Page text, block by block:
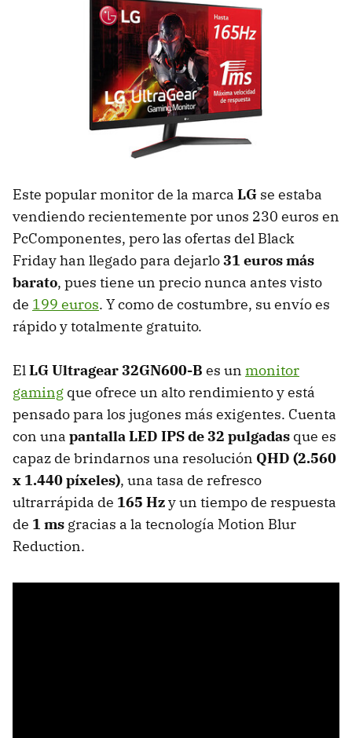
Este popular monitor de la marca LG se estaba
vendiendo recientemente por unos 230 euros en
PcComponentes, pero las ofertas del Black
Friday han llegado para dejarlo31 euros más
barato, pues tiene un precio nunca antes visto
de 199 euros. Y como de costumbre, su envío es
rápido y totalmente gratuito.
ElLG Ultragear 32GN600-B es un monitor
gaming que ofrece un alto rendimiento y está
pensado para los jugones más exigentes. Cuenta
con una pantalla LED IPS de 32 pulgadas que es
capaz de brindarnos una resolución QHD (2.560
x 1.440 píxeles), una tasa de refresco
ultrarrápida de 165 Hzy un tiempo de respuesta
de 1 ms gracias a la tecnología Motion Blur
Reduction.